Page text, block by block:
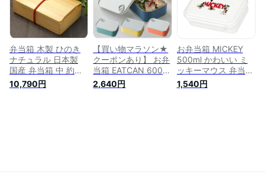
ンジ対応 通学 通勤
入園 遠足 子供 保育
園 幼稚園 男の子 女
の子 入学 小学生 水
色 白
子 ぶな
弁当箱 木製 ひのき
ナチュラル 日本製
国産 弁当箱 中 約
700cc 木 お弁当箱
ランチボックス
10,790円
【買い物マラソン★
クーポンあり】 お弁
当箱 EATCAN 600ml
かわいい 弁当箱 男
子 女子 大人 子供 子
2,640円
お弁当箱 MICKEY
500ml かわいい ミ
ッキーマウス 弁当箱
大人 子供 女子 男子
高校生 中学生 小学
1,540円